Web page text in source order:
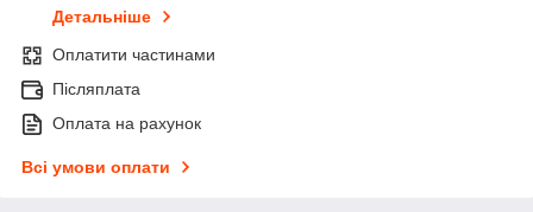
Детальніше
Оплатити частинами
Післяплата
Оплата на рахунок
Всі умови оплати